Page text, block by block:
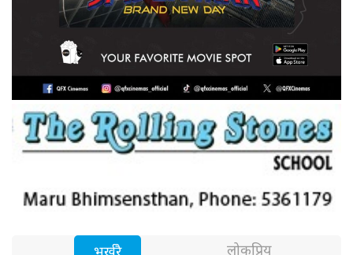
लोकप्रिय